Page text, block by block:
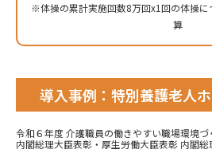
※体操の累計実施回数8万回x1回の体操
算
導入事例：特別養護老人
令和６年度 介護職員の働きやすい職場環境づ
内閣総理大臣表彰・厚生労働大臣表彰 内閣